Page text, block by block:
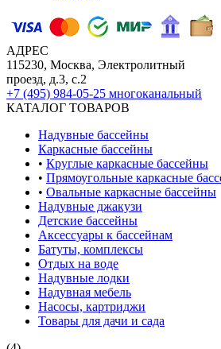
АДРЕС
115230, Москва, Электролитный
проезд, д.3, с.2
+7 (495) 984-05-25 многоканальный
КАТАЛОГ ТОВАРОВ
Надувные бассейны
Каркасные бассейны
• Круглые каркасные бассейны
• Прямоугольные каркасные
• Овальные каркасные бассейны
Надувные джакузи
Детские бассейны
Аксессуары к бассейнам
Батуты, комплексы
Отдых на воде
Надувные лодки
Надувная мебель
Насосы, картриджи
Товары для дачи и сада